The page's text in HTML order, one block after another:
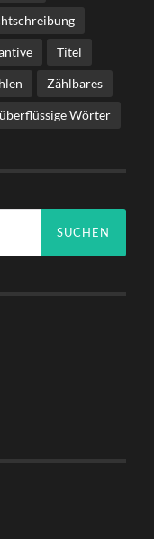
Titel
Zählbares
überflüssige Wörter